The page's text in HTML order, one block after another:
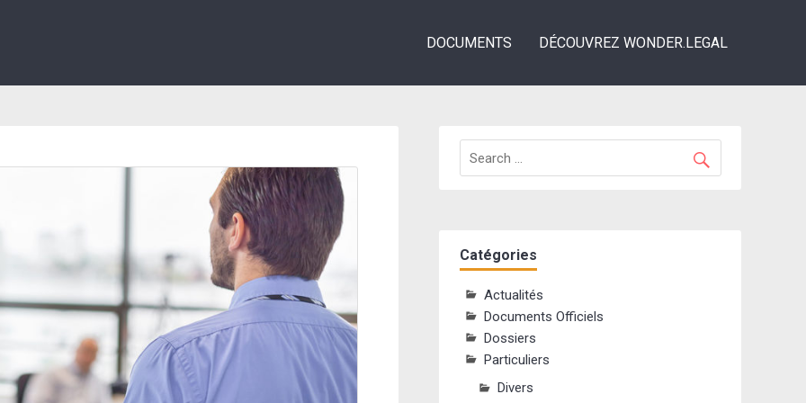
DOCUMENTS DÉCOUVREZ WONDER.LEGAL
Catégories
Actualités
Documents Officiels
Dossiers
Particuliers
Divers